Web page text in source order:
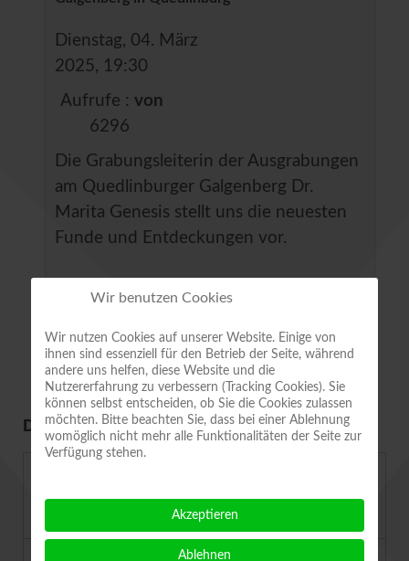
Dienstag, 04. März
2025, 19:30
Aufrufe :
6296
von
Die Grabungsleiterin der Ausgrabungen
am Quedlinburger Galgenberg Dr.
Marita Genesis stellt uns die neuesten
Funde und Entdeckungen vor.
KVHS, Bildungshaus Carl Ritter,
DEMNÄCHST IM VEREIN
Klangreise und Falter beobachten
Wir benutzen Cookies
Wir nutzen Cookies auf unserer Website. Einige von
ihnen sind essenziell für den Betrieb der Seite, während
andere uns helfen, diese Website und die
Nutzererfahrung zu verbessern (Tracking Cookies). Sie
können selbst entscheiden, ob Sie die Cookies zulassen
möchten. Bitte beachten Sie, dass bei einer Ablehnung
womöglich nicht mehr alle Funktionalitäten der Seite zur
Verfügung stehen.
Akzeptieren
Ablehnen